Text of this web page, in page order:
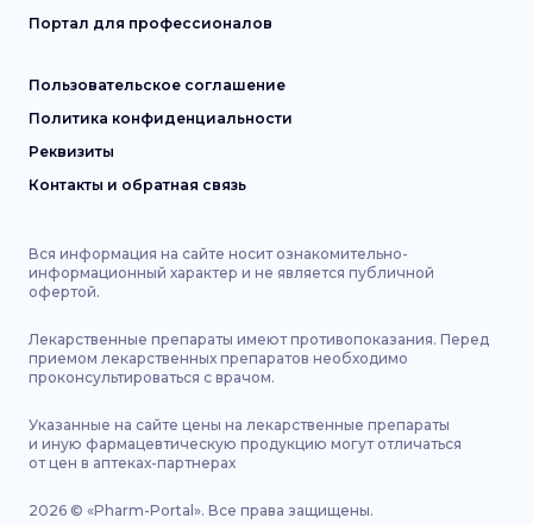
Портал для профессионалов
Пользовательское соглашение
Политика конфиденциальности
Реквизиты
Контакты и обратная связь
Вся информация на сайте носит ознакомительно-
информационный характер и не является публичной
офертой.
Лекарственные препараты имеют противопоказания. Перед
приемом лекарственных препаратов необходимо
проконсультироваться с врачом.
Указанные на сайте цены на лекарственные препараты
и иную фармацевтическую продукцию могут отличаться
от цен в аптеках-партнерах
2026 © «Pharm-Portal». Все права защищены.